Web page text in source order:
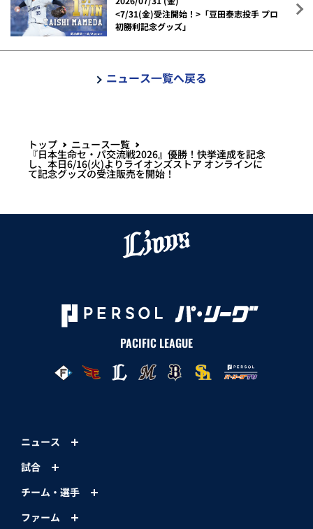
<7/31(金)受注開始！>「豆田泰志投手 プロ
初勝利記念グッズ」
ニュース一覧へ戻る
トップ ニュース一覧
『日本生命セ・パ交流戦2026』優勝！快挙達成を記念
し、本日6/16(火)よりライオンズストア オンラインに
て記念グッズの受注販売を開始！
PACIFIC LEAGUE
ニュース
試合
チーム・選手
ファーム